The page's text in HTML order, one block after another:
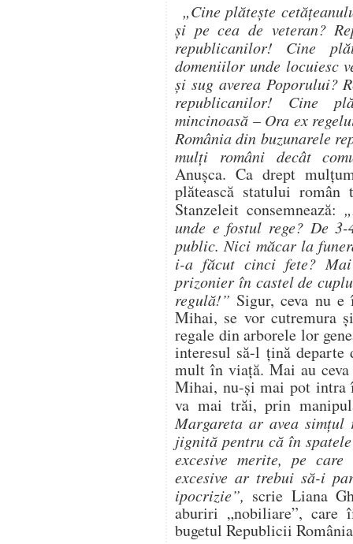
„Cine plăteşte
şi pe cea de veteran?
republicanilor! Cine
domeniilor unde locuiesc
şi sug averea Poporului?
republicanilor! Cine
mincinoasă – Ora ex
România din buzunarele
mulţi români decât
Anuşca. Ca drept
plătească statului
Stanzeleit consemnează:
unde e fostul rege? De
public. Nici măcar la
i-a făcut cinci fete?
prizonier în castel de
regulă!” Sigur, ceva nu e
Mihai, se vor cutremura
regale din arborele lor
interesul să-l ţină
mult în viaţă. Mai au
Mihai, nu-şi mai pot intra
va mai trăi, prin
Margareta ar avea
jignită pentru că în
excesive merite, pe
excesive ar trebui să-i
ipocrizie”, scrie Liana
aburiri „nobiliare”, care
bugetul Republicii